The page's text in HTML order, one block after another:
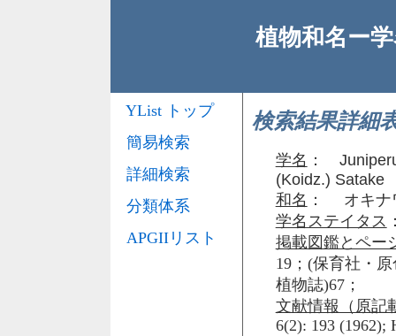
植物和名ー
検索結果詳細
学名 ：
(Koidz.) Satake
和名 ： オキナ
学名ステイタス
掲載図鑑とペー
19；(保育社・
植物誌)67；
文献情報（原記
6(2): 193 (1962);
YList トップ
簡易検索
詳細検索
分類体系
APGIIリスト